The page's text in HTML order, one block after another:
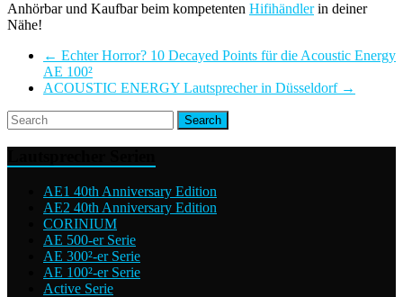
Anhörbar und Kaufbar beim kompetenten Hifihändlerin deiner
Nähe!
← Echter Horror? 10 Decayed Points für die Acoustic Energy
AE 100²
ACOUSTIC ENERGY Lautsprecher in Düsseldorf →
AE1 40th Anniversary Edition
AE2 40th Anniversary Edition
CORINIUM
AE 500-er Serie
AE 300²-er Serie
AE 100²-er Serie
Active Serie